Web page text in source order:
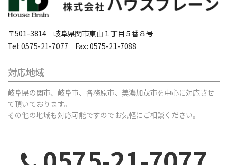
〒501-3814 岐阜県関市東山１丁目５番８号
Tel: 0575-21-7077 Fax: 0575-21-7088
対応地域
岐阜県の関市、岐阜市、各務原市、美濃加茂市を中心に対応させ
て頂いております。
その他の地域も対応可能ですのでお気軽にご相談ください。